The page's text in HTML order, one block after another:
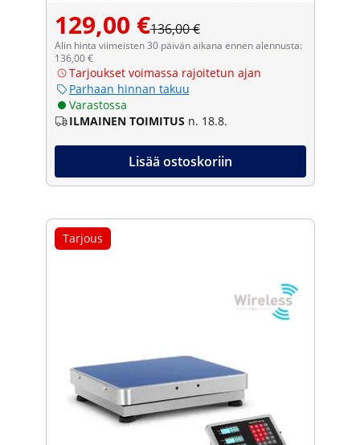
129,00 €136,00 €
Alin hinta viimeisten 30 päivän aikana ennen alennusta:
136,00 €
Tarjoukset voimassa rajoitetun ajan
Parhaan hinnan takuu
Varastossa
ILMAINEN TOIMITUS n. 18.8.
Lisää ostoskoriin
Tarjous